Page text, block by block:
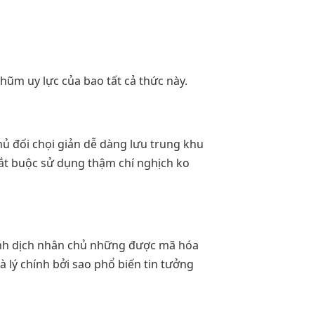
uy lực của bao tất cả thức này.
đối chọi giản dễ dàng lưu trung khu
buộc sử dụng thậm chí nghịch ko
dịch nhân chủ những được mã hóa
lý chính bởi sao phổ biến tin tưởng